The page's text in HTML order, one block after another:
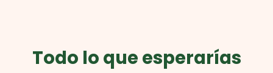
Todo lo que esperarías